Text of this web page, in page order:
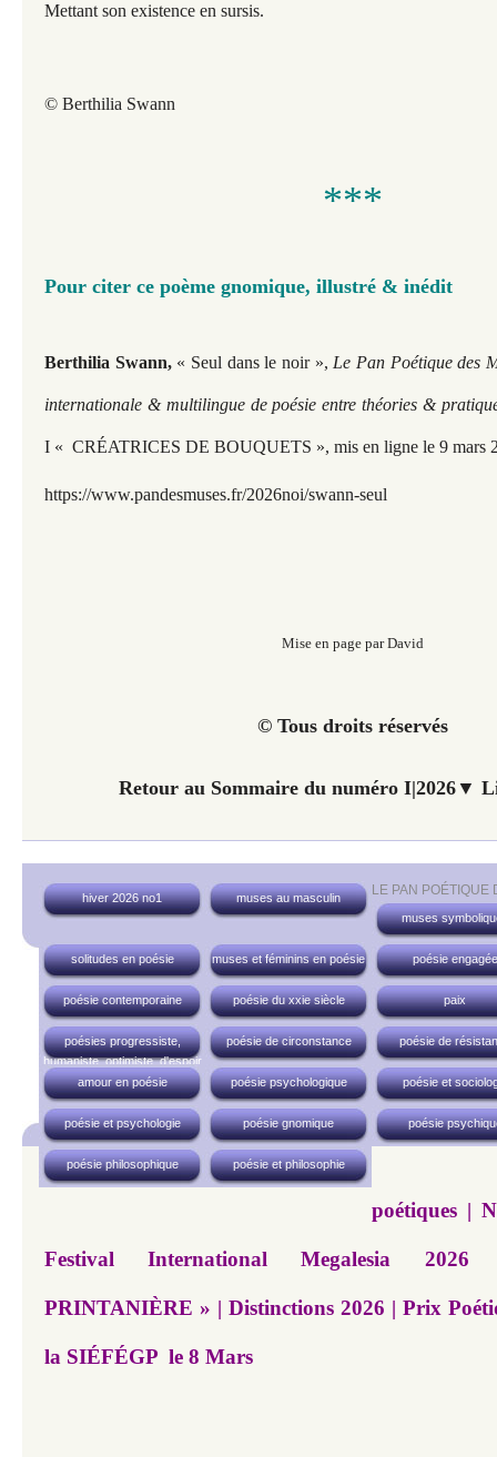
Mettant son existence en sursis.
© Berthilia Swann
***
Pour citer ce poème gnomique, illustré & inédit
Berthilia Swann, « Seul dans le noir », Le Pan Poétique des
internationale & multilingue de poésie entre théories &
I « CRÉATRICES DE BOUQUETS », mis en ligne le 9 mars
https://www.pandesmuses.fr/2026noi/swann-seul
Mise en page par David
© Tous droits réservés
Retour au Sommaire du numéro I|2026▼
LE PAN POÉTIQUE
hiver 2026 no1
muses au masculin
muses
solitudes en poésie muses et féminins en poésie poésie engagée
poésie contemporaine poésie du xxie siècle paix
poésies progressiste,
humaniste, optimiste, d'espoir
poésie de circonstance poésie de
amour en poésie poésie psychologique poésie et
poésie et psychologie poésie gnomique poésie
poésie philosophique poésie et philosophie
poétiques |
Festival International Megalesia
PRINTANIÈRE » | Distinctions 2026 | Prix
la SIÉFÉGP le 8 Mars